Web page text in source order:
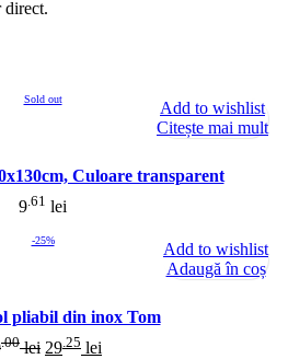
direct.
Sold out
Culoare transparent
9 .61 lei
Add to wishlist
Citește mai mult
-25%
pliabil din inox Tom
.00 lei 29 .25 lei
Add to wishlist
Adaugă în coș